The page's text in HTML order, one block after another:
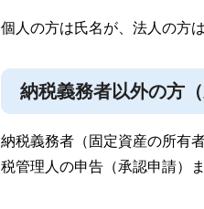
個人の方は氏名が、法人の方
納税義務者以外の方
納税義務者（固定資産の所有
税管理人の申告（承認申請）